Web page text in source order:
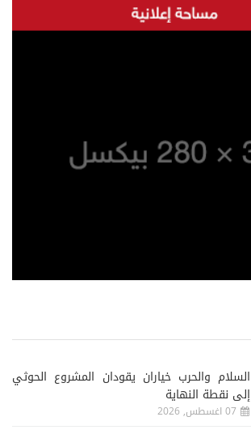
السلام والحرب خياران يقودان المشروع الحوثي
إلى نقطة النهاية
07 اغسطس, 2026